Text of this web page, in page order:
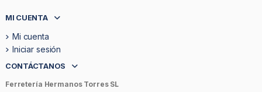
MI CUENTA
Mi cuenta
Iniciar sesión
CONTÁCTANOS
Ferretería Hermanos Torres SL